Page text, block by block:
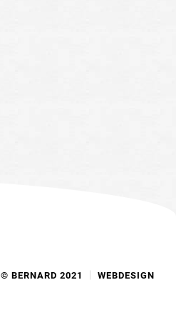
© BERNARD 2021 WEBDESIGN